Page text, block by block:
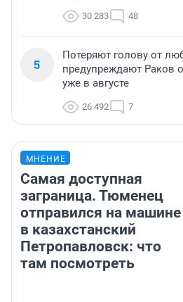
30 283 48
5
Потеряют голову от
предупреждают Раков
уже в августе
26 492 7
МНЕНИЕ
Самая доступная
заграница. Тюменец
отправился на машине
в казахстанский
Петропавловск: что
там посмотреть